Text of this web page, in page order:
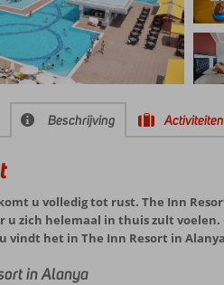
Beschrijving Activiteiten
u volledig tot rust. The Inn
u zich helemaal in thuis zult
vindt het in The Inn Resort in
in Alanya